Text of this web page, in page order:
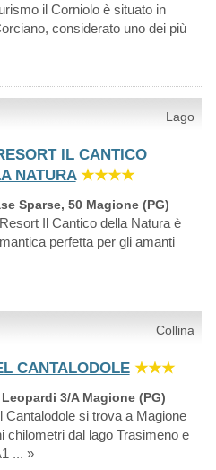
il Corniolo è situato in
considerato uno dei più
Lago
IL CANTICO
NATURA ★★★★
Sparse, 50 Magione (PG)
Il Cantico della Natura è
perfetta per gli amanti
Collina
CANTALODOLE ★★★
Leopardi 3/A Magione (PG)
Cantalodole si trova a Magione
chilometri dal lago Trasimeno e
... »